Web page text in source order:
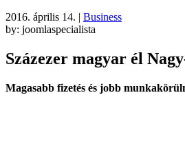
2016. április 14. | Business
by: joomlaspecialista
Százezer magyar él
Magasabb fizetés és jobb